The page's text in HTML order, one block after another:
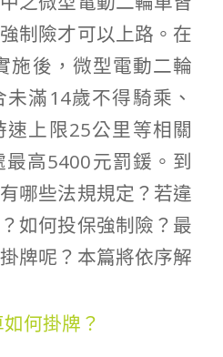
制險才可以上路。在
施後，微型電動二輪
滿14歲不得騎乘、
上限25公里等相關
高5400元罰鍰。到
哪些法規規定？若違
如何投保強制險？最
牌呢？本篇將依序解
何掛牌？